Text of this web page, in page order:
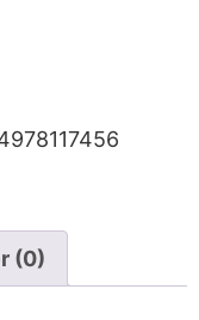
(0)